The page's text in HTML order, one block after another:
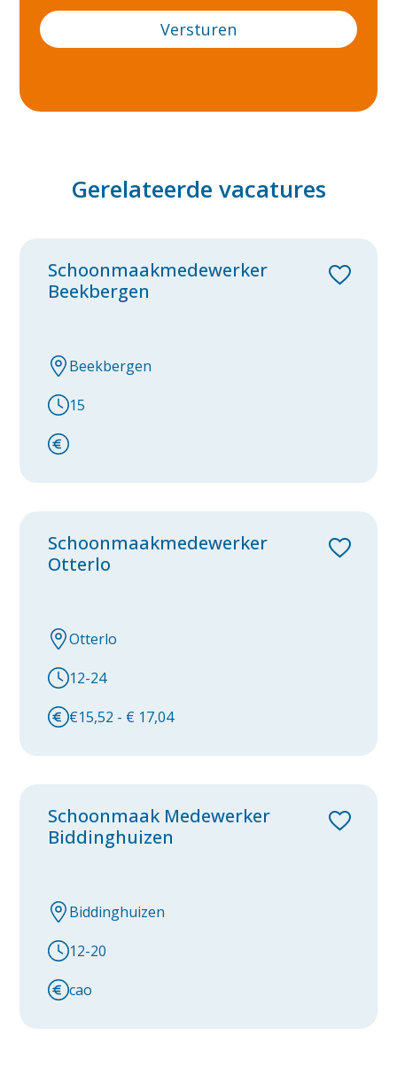
Gerelateerde vacatures
Schoonmaakmedewerker
Beekbergen
Beekbergen
15
Schoonmaakmedewerker
Otterlo
Otterlo
12-24
€15,52 - € 17,04
Schoonmaak Medewerker
Biddinghuizen
Biddinghuizen
12-20
cao
Rosmalen
Rotterdam
Venlo
Waalwijk
Weert
Zevenaar
Zwaagdijk-Oost
Zwolle
category
Housekeeping